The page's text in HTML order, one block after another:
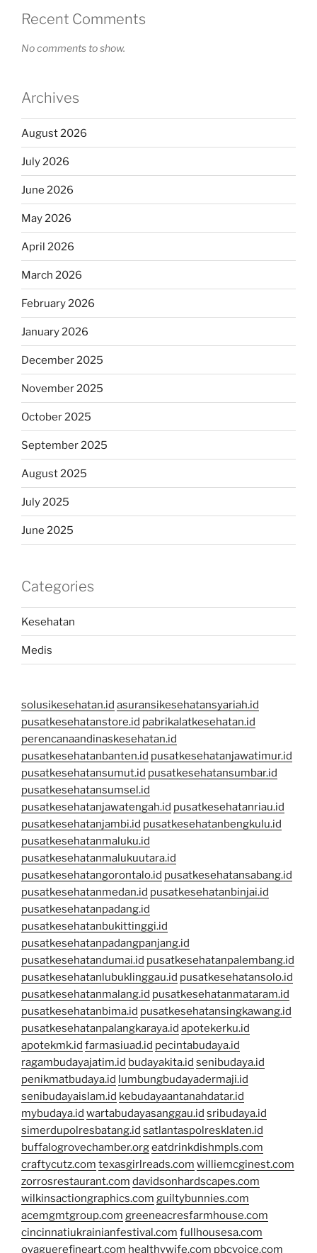
Recent Comments
No comments to show.
Archives
August 2026
July 2026
June 2026
May 2026
April 2026
March 2026
February 2026
January 2026
December 2025
November 2025
October 2025
September 2025
August 2025
July 2025
June 2025
Categories
Kesehatan
Medis
solusikesehatan.id asuransikesehatansyariah.id
pusatkesehatanstore.id pabrikalatkesehatan.id
perencanaandinaskesehatan.id
pusatkesehatanbanten.id pusatkesehatanjawatimur.id
pusatkesehatansumut.id pusatkesehatansumbar.id
pusatkesehatansumsel.id
pusatkesehatanjawatengah.id pusatkesehatanriau.id
pusatkesehatanjambi.id pusatkesehatanbengkulu.id
pusatkesehatanmaluku.id
pusatkesehatanmalukuutara.id
pusatkesehatangorontalo.id pusatkesehatansabang.id
pusatkesehatanmedan.id pusatkesehatanbinjai.id
pusatkesehatanpadang.id
pusatkesehatanbukittinggi.id
pusatkesehatanpadangpanjang.id
pusatkesehatandumai.id pusatkesehatanpalembang.id
pusatkesehatanlubuklinggau.id pusatkesehatansolo.id
pusatkesehatanmalang.id pusatkesehatanmataram.id
pusatkesehatanbima.id pusatkesehatansingkawang.id
pusatkesehatanpalangkaraya.id apotekerku.id
apotekmk.id farmasiuad.id pecintabudaya.id
ragambudayajatim.id budayakita.id senibudaya.id
penikmatbudaya.id lumbungbudayadermaji.id
senibudayaislam.id kebudayaantanahdatar.id
mybudaya.id wartabudayasanggau.id sribudaya.id
simerdupolresbatang.id satlantaspolresklaten.id
buffalogrovechamber.orgeatdrinkdishmpls.com
craftycutz.com texasgirlreads.com williemcginest.com
zorrosrestaurant.com davidsonhardscapes.com
wilkinsactiongraphics.com guiltybunnies.com
acemgmtgroup.com greeneacresfarmhouse.com
cincinnatiukrainianfestival.com fullhousesa.com
oyaguerefineart.com healthywife.com pbcvoice.com